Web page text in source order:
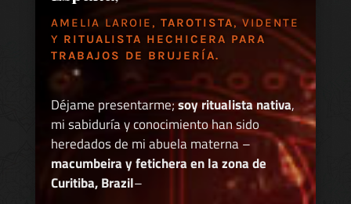
AMELIA LAROIE, TAROTISTA, VIDENTE
Y RITUALISTA HECHICERA PARA
TRABAJOS DE BRUJERÍA.
Déjame presentarme;soy ritualista nativa,
mi sabiduría y conocimiento han sido
heredados de mi abuela materna –
macumbeira y fetichera en la zona de
Curitiba, Brazil–